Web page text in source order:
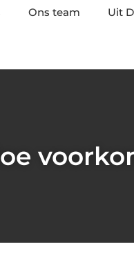
Ons team Uit